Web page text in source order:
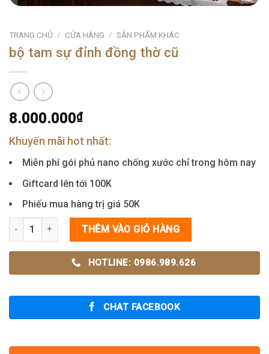
TRANG CHỦ / CỬA HÀNG / SẢN PHẨM KHÁC
bộ tam sự đỉnh đồng thờ cũ
8.000.000₫
Khuyến mãi hot nhất:
Miễn phí gói phủ nano chống xước chỉ trong hôm nay
Giftcard lên tới 100K
Phiếu mua hàng trị giá 50K
bộ tam sự đỉnh đồng thờ cũ số lượng
THÊM VÀO GIỎ HÀNG
HOTLINE: 0986.989.626
CHAT FACEBOOK